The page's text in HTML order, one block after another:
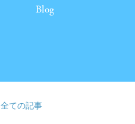
Blog
全ての記事